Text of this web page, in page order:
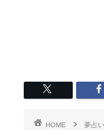
HOME
夢占